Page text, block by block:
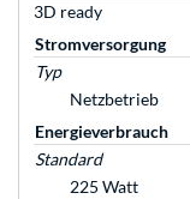
3D ready
Stromversorgung
Typ
Netzbetrieb
Energieverbrauch
Standard
225 Watt